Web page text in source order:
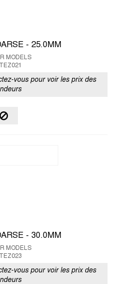
- 25.0MM
MODELS
vous pour voir les prix des
- 30.0MM
MODELS
vous pour voir les prix des